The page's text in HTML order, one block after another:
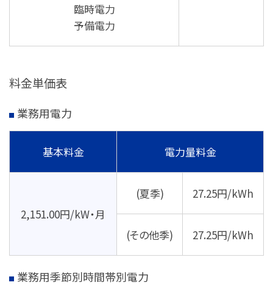
臨時電力
予備電力
料金単価表
業務用電力
基本料金 電力量料金
2,151.00円/kW・月
(夏季) 27.25円/kWh
(その他季) 27.25円/kWh
業務用季節別時間帯別電力